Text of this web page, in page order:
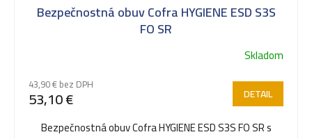
Bezpečnostná obuv Cofra HYGIENE ESD S3S
FO SR
Skladom
43,90 € bez DPH
53,10 € DETAIL
Bezpečnostná obuv Cofra HYGIENE ESD S3S FO SR s